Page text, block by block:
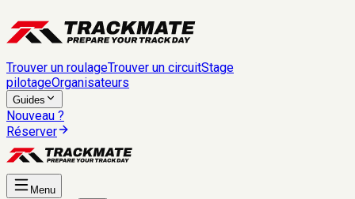
Trouver un roulageTrouver un circuitStage
pilotageOrganisateurs
Guides
Nouveau ?
Réserver
Menu